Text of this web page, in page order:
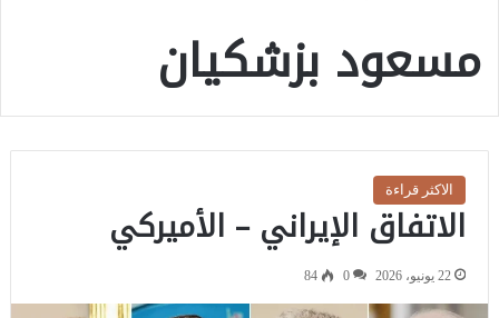
مسعود بزشكيان
الاكثر قراءة
الاتفاق الإيراني – الأميركي
22 يونيو، 2026 0
84